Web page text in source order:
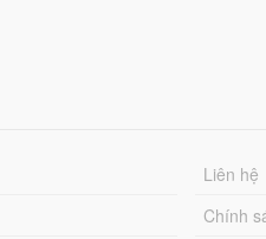
Liên hệ
Chính